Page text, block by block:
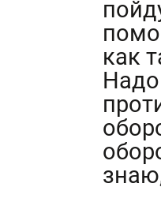
как